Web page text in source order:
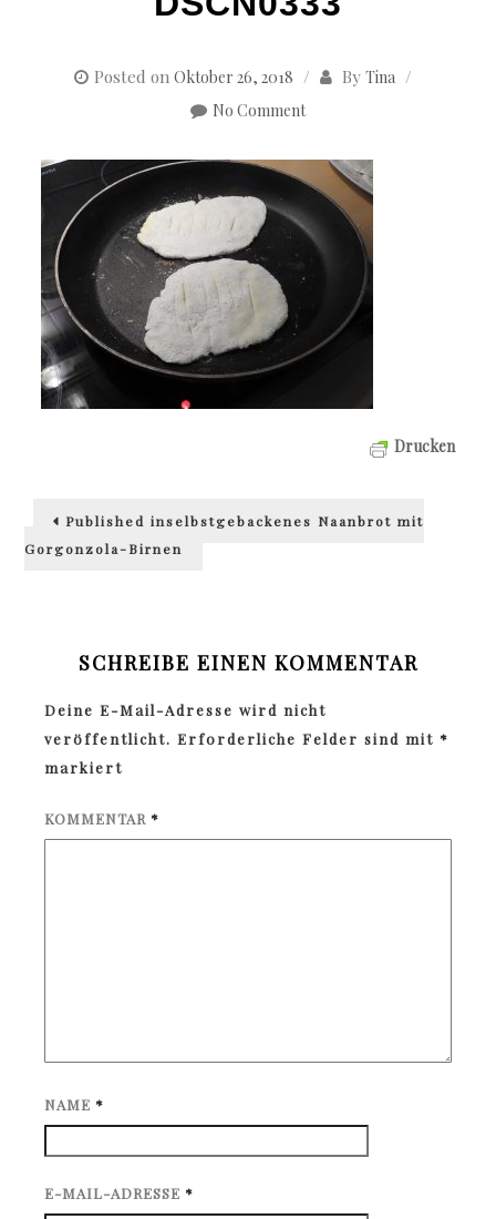
Posted on Oktober 26, 2018 By Tina
No Comment
Drucken
Beitragsnavigation
Published inselbstgebackenes Naanbrot mit
Gorgonzola-Birnen
SCHREIBE EINEN KOMMENTAR
Deine E-Mail-Adresse wird nicht
veröffentlicht. Erforderliche Felder sind mit *
markiert
KOMMENTAR *
NAME *
E-MAIL-ADRESSE *